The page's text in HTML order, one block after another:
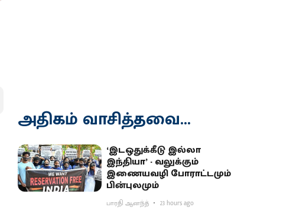
அதிகம் வாசித்தவை...
‘இடஒதுக்கீடு இல்லா
இந்தியா’ - வலுக்கும்
இணையவழி போராட்டமும்
பின்புலமும்
பாரதி ஆனந்த் 23 hours ago